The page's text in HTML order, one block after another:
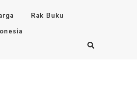
Rak Buku